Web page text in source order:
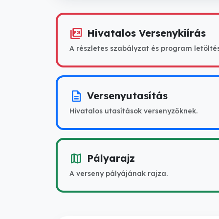
picture_as_pdf Hivatalos Versenykiírás
A részletes szabályzat és program
description Versenyutasítás
Hivatalos utasítások versenyzőknek.
map Pályarajz
A verseny pályájának rajza.